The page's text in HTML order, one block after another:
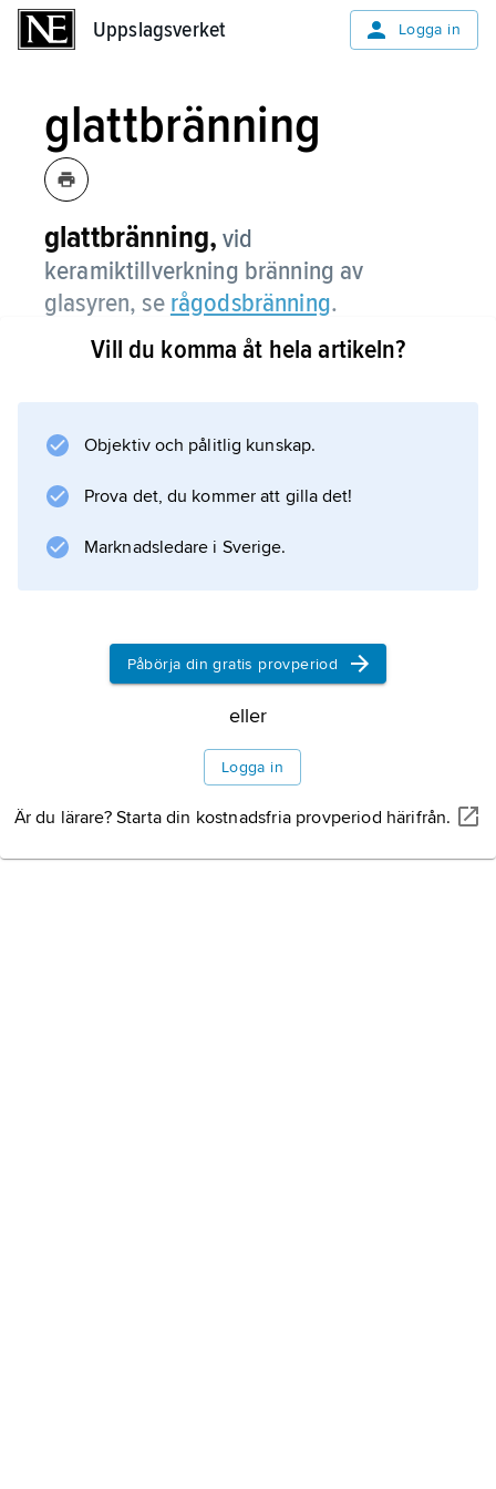
Uppslagsverket Logga in
glattbränning
glattbränning, vid
keramiktillverkning bränning av
glasyren, se rågodsbränning.
Information om artikeln
Vill du komma åt hela artikeln?
Objektiv och pålitlig kunskap.
Prova det, du kommer att gilla det!
Marknadsledare i Sverige.
Påbörja din gratis provperiod
eller
Logga in
Är du lärare? Starta din kostnadsfria provperiod härifrån.